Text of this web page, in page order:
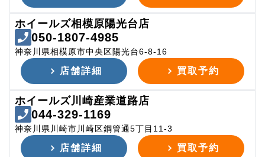
ホイールズ相模原陽光台店
050-1807-4985
神奈川県相模原市中央区陽光台6-8-16
店舗詳細 買取予約
ホイールズ川崎産業道路店
044-329-1169
神奈川県川崎市川崎区鋼管通5丁目11-3
店舗詳細 買取予約